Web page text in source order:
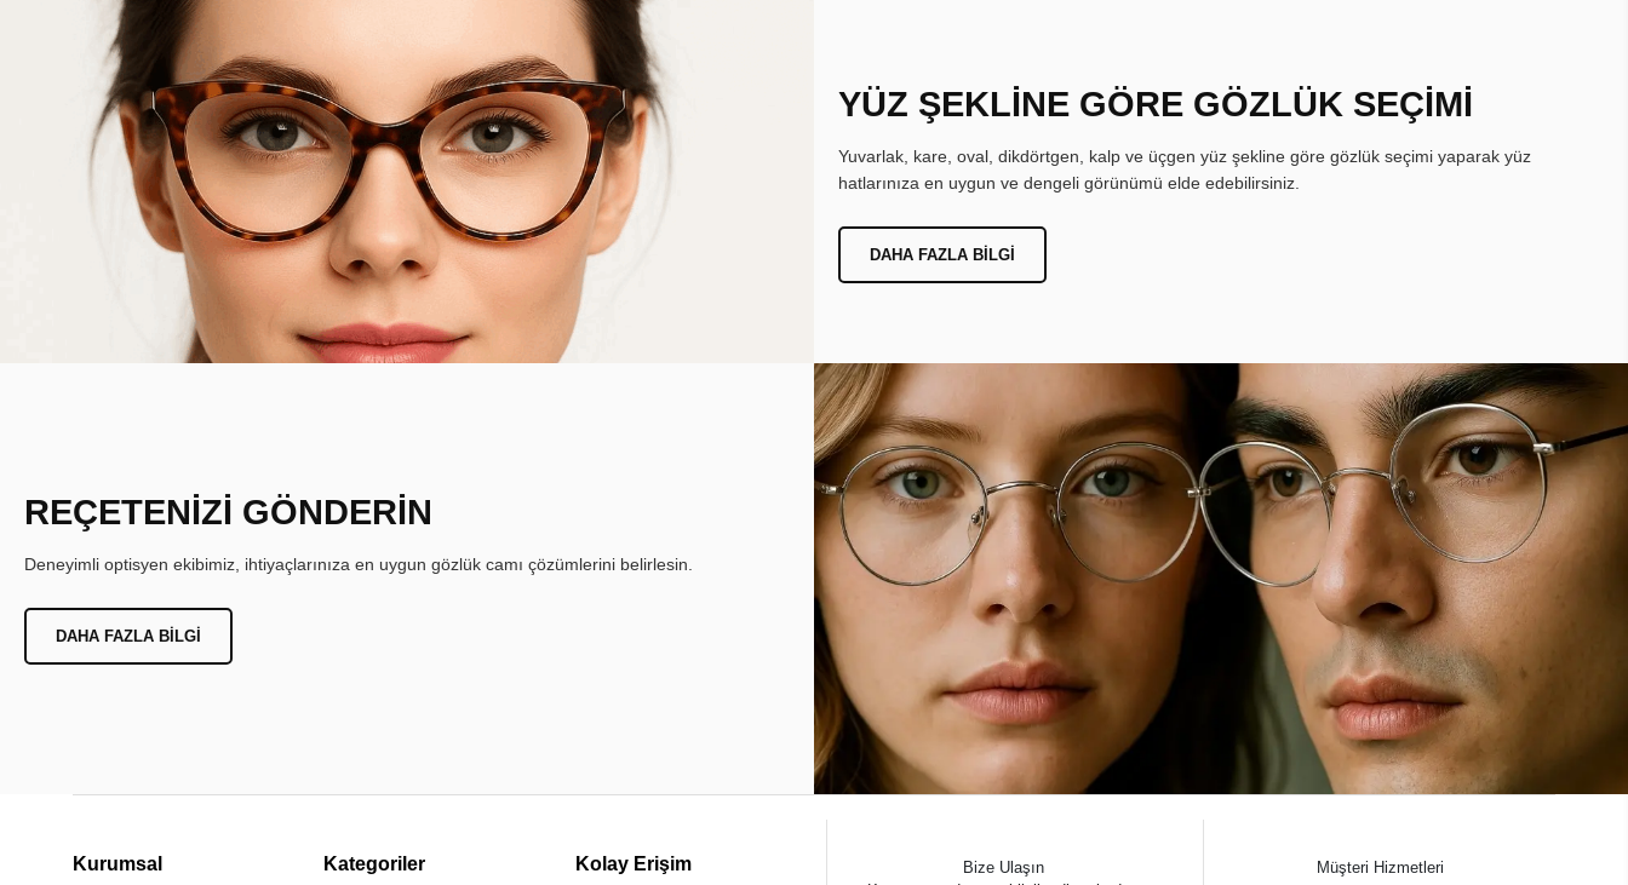
YÜZ ŞEKLİNE GÖRE GÖZLÜK SEÇİMİ
Yuvarlak, kare, oval, dikdörtgen, kalp ve üçgen yüz şekline göre gözlük seçimi yaparak yüz
hatlarınıza en uygun ve dengeli görünümü elde edebilirsiniz.
DAHA FAZLA BILGI
REÇETENİZİ GÖNDERİN
Deneyimli optisyen ekibimiz, ihtiyaçlarınıza en uygun gözlük camı çözümlerini belirlesin.
DAHA FAZLA BILGI
Kurumsal Kategoriler Kolay Erişim
Bize Ulaşın
Müşteri Hizmetleri